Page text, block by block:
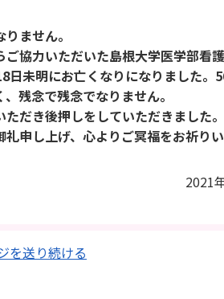
ません。
協力いただいた島根大学医学部看
未明にお亡くなりになりました。
残念で残念でなりません。
だき後押しをしていただきました。
申し上げ、心よりご冥福をお祈りい
年11月吉日 あけ
を送り続ける